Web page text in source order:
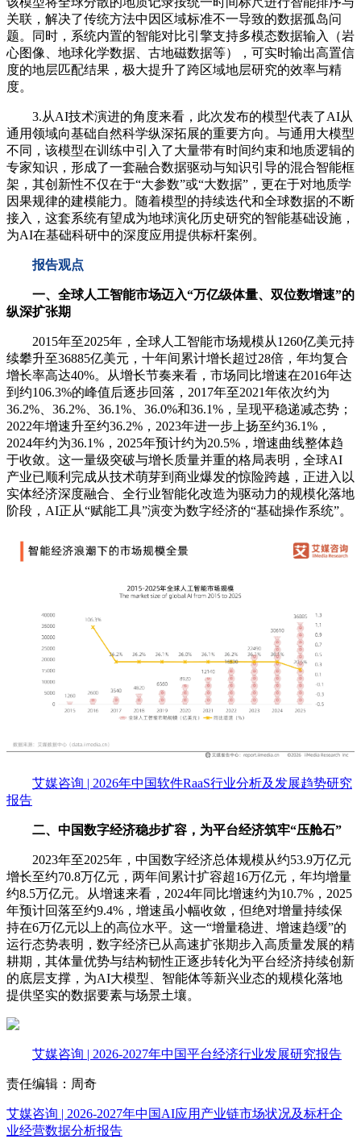
关联，解决了传统方法中因区域标准不一导致的数据孤岛问
题。同时，系统内置的智能对比引擎支持多模态数据输入（岩
心图像、地球化学数据、古地磁数据等），可实时输出高置信
度的地层匹配结果，极大提升了跨区域地层研究的效率与精
度。
3.从AI技术演进的角度来看，此次发布的模型代表了AI从
通用领域向基础自然科学纵深拓展的重要方向。与通用大模型
不同，该模型在训练中引入了大量带有时间约束和地质逻辑的
专家知识，形成了一套融合数据驱动与知识引导的混合智能框
架，其创新性不仅在于“大参数”或“大数据”，更在于对地质学
因果规律的建模能力。随着模型的持续迭代和全球数据的不断
接入，这套系统有望成为地球演化历史研究的智能基础设施，
为AI在基础科研中的深度应用提供标杆案例。
报告观点
一、全球人工智能市场迈入“万亿级体量、双位数增速”的
纵深扩张期
2015年至2025年，全球人工智能市场规模从1260亿美元持
续攀升至36885亿美元，十年间累计增长超过28倍，年均复合
增长率高达40%。从增长节奏来看，市场同比增速在2016年达
到约106.3%的峰值后逐步回落，2017年至2021年依次约为
36.2%、36.2%、36.1%、36.0%和36.1%，呈现平稳递减态势；
2022年增速升至约36.2%，2023年进一步上扬至约36.1%，
2024年约为36.1%，2025年预计约为20.5%，增速曲线整体趋
于收敛。这一量级突破与增长质量并重的格局表明，全球AI
产业已顺利完成从技术萌芽到商业爆发的惊险跨越，正进入以
实体经济深度融合、全行业智能化改造为驱动力的规模化落地
阶段，AI正从“赋能工具”演变为数字经济的“基础操作系统”。
艾媒咨询 | 2026年中国软件RaaS行业分析及发展趋势研究
报告
二、中国数字经济稳步扩容，为平台经济筑牢“压舱石”
2023年至2025年，中国数字经济总体规模从约53.9万亿元
增长至约70.8万亿元，两年间累计扩容超16万亿元，年均增量
约8.5万亿元。从增速来看，2024年同比增速约为10.7%，2025
年预计回落至约9.4%，增速虽小幅收敛，但绝对增量持续保
持在6万亿元以上的高位水平。这一“增量稳进、增速趋缓”的
运行态势表明，数字经济已从高速扩张期步入高质量发展的精
耕期，其体量优势与结构韧性正逐步转化为平台经济持续创新
的底层支撑，为AI大模型、智能体等新兴业态的规模化落地
提供坚实的数据要素与场景土壤。
艾媒咨询 | 2026-2027年中国平台经济行业发展研究报告
责任编辑：周奇
艾媒咨询 | 2026-2027年中国AI应用产业链市场状况及标杆企
业经营数据分析报告